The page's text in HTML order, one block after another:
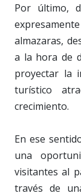
Por último,
almazaras,
a la hora de
proyectar la
turístico
crecimiento.
En ese
una
visitantes al
través de